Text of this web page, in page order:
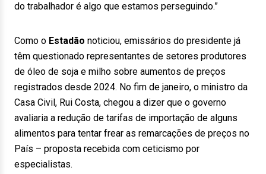
do trabalhador é algo que estamos perseguindo.”
Como o Estadão noticiou, emissários do presidente já
têm questionado representantes de setores produtores
de óleo de soja e milho sobre aumentos de preços
registrados desde 2024. No fim de janeiro, o ministro da
Casa Civil, Rui Costa, chegou a dizer que o governo
avaliaria a redução de tarifas de importação de alguns
alimentos para tentar frear as remarcações de preços no
País – proposta recebida com ceticismo por
especialistas.